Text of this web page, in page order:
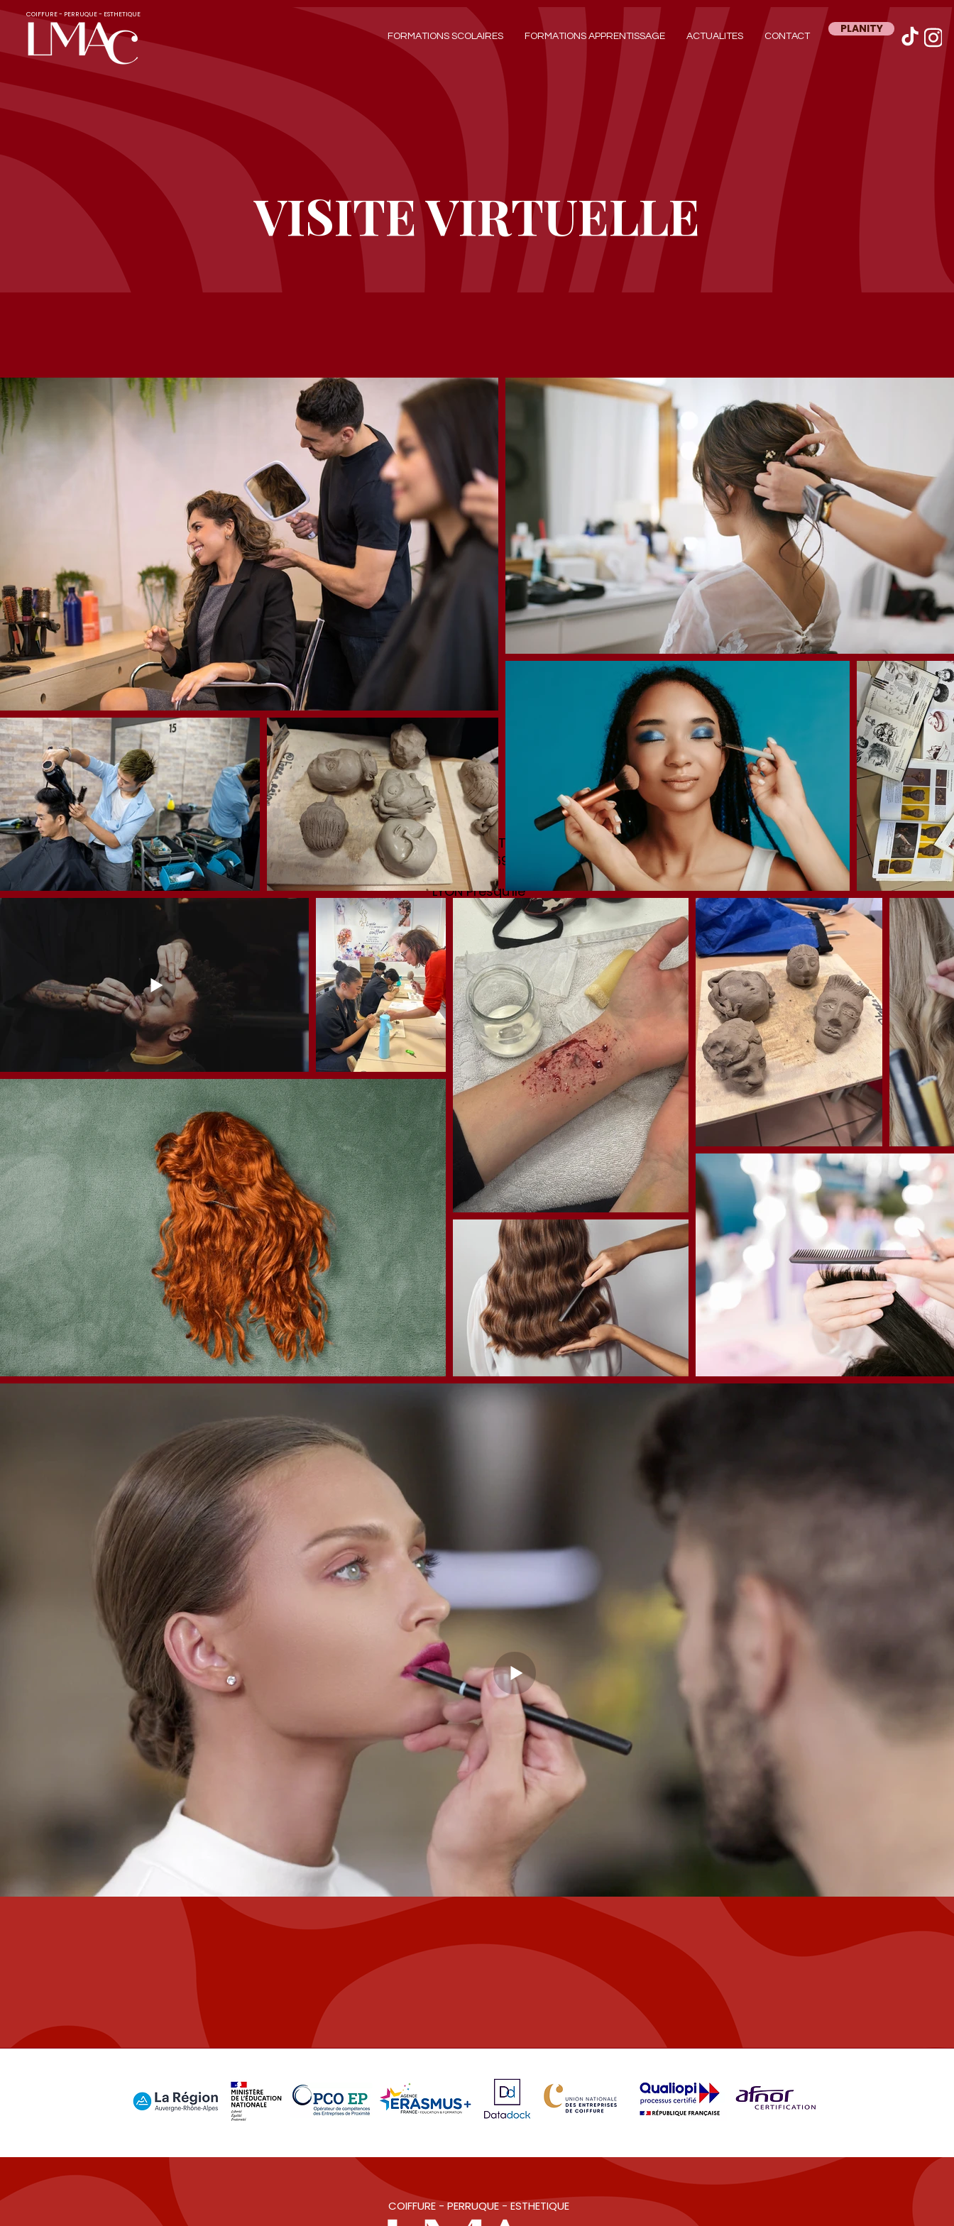
COIFFURE - PERRUQUE - ESTHETIQUE
FORMATIONS SCOLAIRES FORMATIONS APPRENTISSAGE ACTUALITES CONTACT
PLANITY
VISITE VIRTUELLE
LYCEE DES METIERS D'ART DE LA COIFFURE
22 rue d'Algérie69001 LYON
LYON Presqu'Ile
COIFFURE - PERRUQUE - ESTHETIQUE